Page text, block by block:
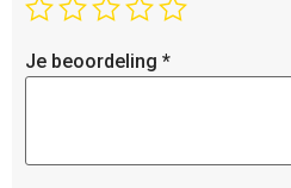
Je beoordeling *